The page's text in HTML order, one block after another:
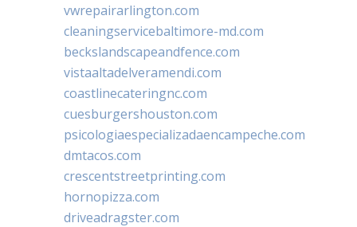
vwrepairarlington.com
cleaningservicebaltimore-md.com
beckslandscapeandfence.com
vistaaltadelveramendi.com
coastlinecateringnc.com
cuesburgershouston.com
psicologiaespecializadaencampeche.com
dmtacos.com
crescentstreetprinting.com
hornopizza.com
driveadragster.com